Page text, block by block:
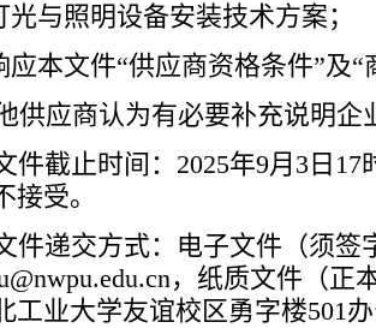
光与照明设备安装技术方案；
应本文件“供应商资格条件”及
他供应商认为有必要补充说明
件截止时间：2025年9月3日
接受。
件递交方式：电子文件（须签
，纸质文件（正
工业大学友谊校区勇字楼501